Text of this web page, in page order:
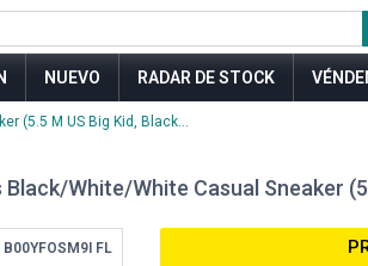
NUEVO RADAR DE STOCK
(5.5 M US Big Kid, Black...
White/White Casual Sneaker
B00YFOSM9I FL